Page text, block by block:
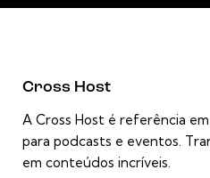
Cross Host
A Cross Host é referência
para podcasts e eventos.
em conteúdos incríveis.